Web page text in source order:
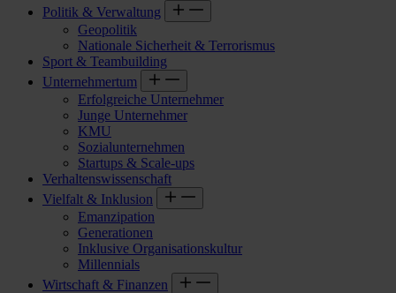
Politik & Verwaltung
Geopolitik
Nationale Sicherheit & Terrorismus
Sport & Teambuilding
Unternehmertum
Erfolgreiche Unternehmer
Junge Unternehmer
KMU
Sozialunternehmen
Startups & Scale-ups
Verhaltenswissenschaft
Vielfalt & Inklusion
Emanzipation
Generationen
Inklusive Organisationskultur
Millennials
Wirtschaft & Finanzen